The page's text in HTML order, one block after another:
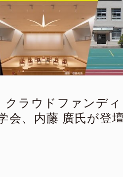
クラウドファンデ
会、内藤 廣氏が登